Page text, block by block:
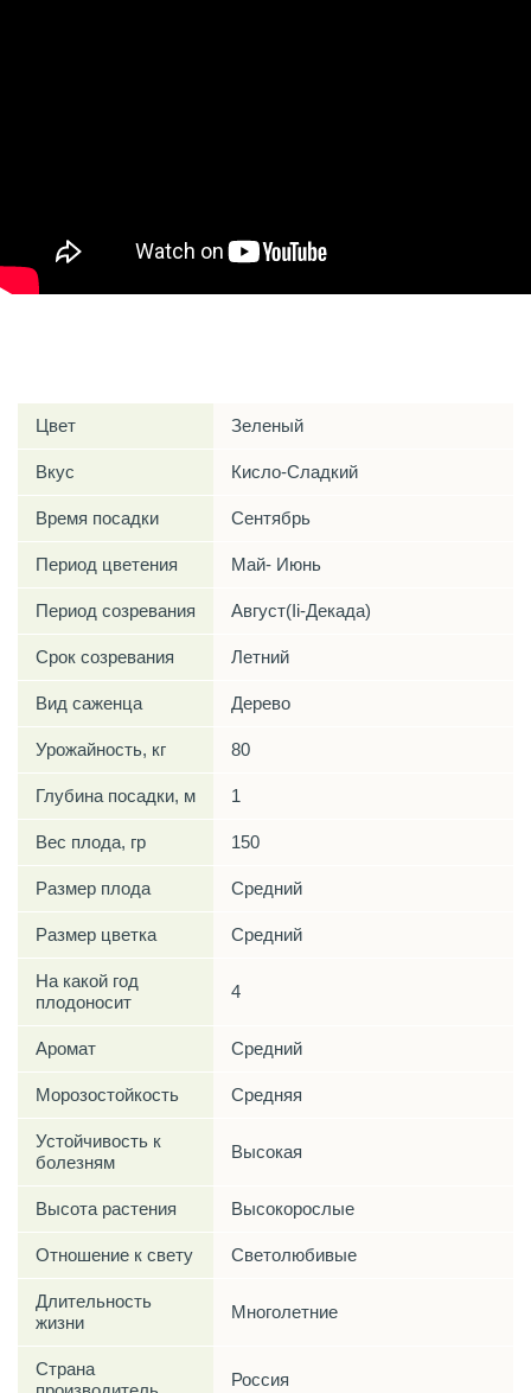
Цвет Зеленый
Вкус Кисло-Сладкий
Время посадки Сентябрь
Период цветения Май- Июнь
Период созревания Август(Ii-Декада)
Срок созревания Летний
Вид саженца Дерево
Урожайность, кг 80
Глубина посадки, м 1
Вес плода, гр 150
Размер плода Средний
Размер цветка Средний
На какой год
плодоносит
4
Аромат Средний
Морозостойкость Средняя
Устойчивость к
болезням
Высокая
Высота растения Высокорослые
Отношение к свету Светолюбивые
Длительность
жизни
Многолетние
Страна
Россия